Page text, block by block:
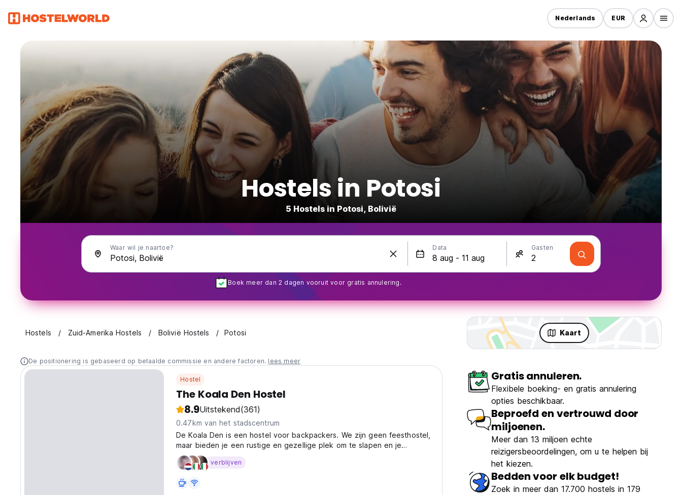
Nederlands EUR
Hostels in Potosi
5 Hostels in Potosi, Bolivië
Waar wil je naartoe? Data Gasten
Boek meer dan 2 dagen vooruit voor gratis annulering.
Hostels Zuid-Amerika Hostels Bolivië Hostels Potosi Kaart
De positionering is gebaseerd op betaalde commissie en andere factoren. lees meer
Hostel
The Koala Den Hostel
8.9Uitstekend(361)
0.47km van het stadscentrum
De Koala Den is een hostel voor backpackers. We zijn geen feesthostel,
maar bieden je een rustige en gezellige plek om te slapen en je
krachten te herstellen van je avonturen in de prachtige stad Potosi.
verblijven
Gratis annuleren.
Flexibele boeking- en gratis annulering
opties beschikbaar.
Beproefd en vertrouwd door
miljoenen.
Meer dan 13 miljoen echte
reizigersbeoordelingen, om u te helpen bij
het kiezen.
Bedden voor elk budget!
Zoek in meer dan 17.700 hostels in 179